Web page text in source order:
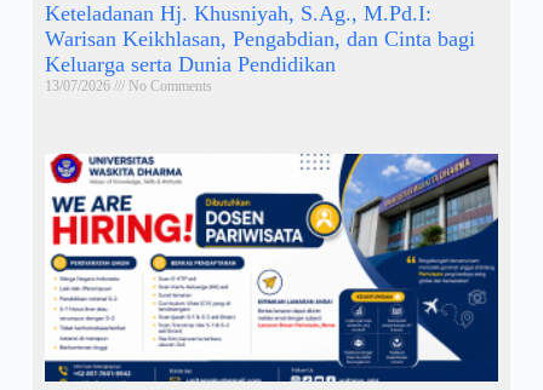
Keteladanan Hj. Khusniyah, S.Ag., M.Pd.I:
Warisan Keikhlasan, Pengabdian, dan Cinta bagi
Keluarga serta Dunia Pendidikan
13/07/2026 No Comments